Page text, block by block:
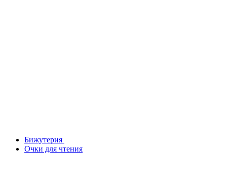
Бижутерия
Очки для чтения